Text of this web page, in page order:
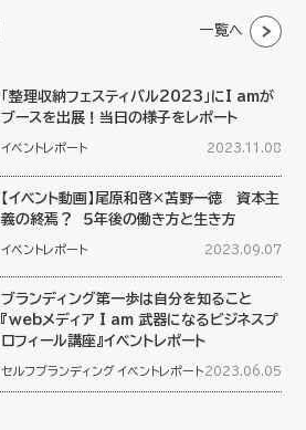
一覧へ
「整理収納フェスティバル2023」にI amが
ブースを出展！当日の様子をレポート
イベントレポート 2023.11.08
【イベント動画】尾原和啓×苫野一徳 資本主
義の終焉？ ５年後の働き方と生き方
イベントレポート 2023.09.07
ブランディング第一歩は自分を知ること
『webメディア I am 武器になるビジネスプ
ロフィール講座』イベントレポート
セルフブランディング イベントレポート 2023.06.05